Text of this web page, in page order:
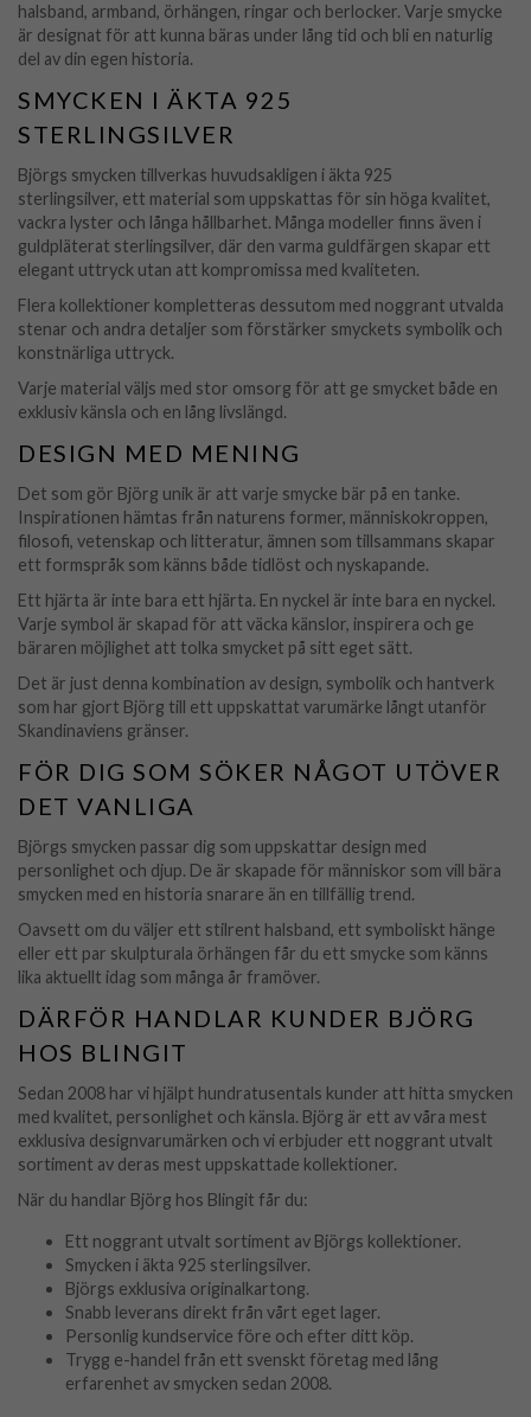
halsband, armband, örhängen, ringar och berlocker. Varje smycke
är designat för att kunna bäras under lång tid och bli en naturlig
del av din egen historia.
SMYCKEN I ÄKTA 925
STERLINGSILVER
Björgs smycken tillverkas huvudsakligen i äkta 925
sterlingsilver, ett material som uppskattas för sin höga kvalitet,
vackra lyster och långa hållbarhet. Många modeller finns även i
guldpläterat sterlingsilver, där den varma guldfärgen skapar ett
elegant uttryck utan att kompromissa med kvaliteten.
Flera kollektioner kompletteras dessutom med noggrant utvalda
stenar och andra detaljer som förstärker smyckets symbolik och
konstnärliga uttryck.
Varje material väljs med stor omsorg för att ge smycket både en
exklusiv känsla och en lång livslängd.
DESIGN MED MENING
Det som gör Björg unik är att varje smycke bär på en tanke.
Inspirationen hämtas från naturens former, människokroppen,
filosofi, vetenskap och litteratur, ämnen som tillsammans skapar
ett formspråk som känns både tidlöst och nyskapande.
Ett hjärta är inte bara ett hjärta. En nyckel är inte bara en nyckel.
Varje symbol är skapad för att väcka känslor, inspirera och ge
bäraren möjlighet att tolka smycket på sitt eget sätt.
Det är just denna kombination av design, symbolik och hantverk
som har gjort Björg till ett uppskattat varumärke långt utanför
Skandinaviens gränser.
FÖR DIG SOM SÖKER NÅGOT UTÖVER
DET VANLIGA
Björgs smycken passar dig som uppskattar design med
personlighet och djup. De är skapade för människor som vill bära
smycken med en historia snarare än en tillfällig trend.
Oavsett om du väljer ett stilrent halsband, ett symboliskt hänge
eller ett par skulpturala örhängen får du ett smycke som känns
lika aktuellt idag som många år framöver.
DÄRFÖR HANDLAR KUNDER BJÖRG
HOS BLINGIT
Sedan 2008 har vi hjälpt hundratusentals kunder att hitta smycken
med kvalitet, personlighet och känsla. Björg är ett av våra mest
exklusiva designvarumärken och vi erbjuder ett noggrant utvalt
sortiment av deras mest uppskattade kollektioner.
När du handlar Björg hos Blingit får du:
Ett noggrant utvalt sortiment av Björgs kollektioner.
Smycken i äkta 925 sterlingsilver.
Björgs exklusiva originalkartong.
Snabb leverans direkt från vårt eget lager.
Personlig kundservice före och efter ditt köp.
Trygg e-handel från ett svenskt företag med lång
erfarenhet av smycken sedan 2008.